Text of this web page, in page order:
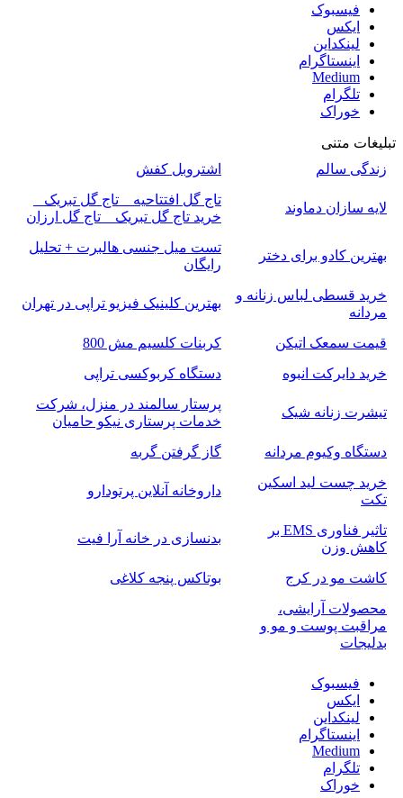
فیسبوک
ایکس
لینکداین
اینستاگرام
Medium
تلگرام
خوراک
تبلیغات متنی
زندگی سالم
اشتروبل کفش
لایه سازان دماوند
تاج گل افتتاحیه _ تاج گل تبریک _
خرید تاج گل تبریک _ تاج گل ارزان
بهترین کادو برای دختر
تست میل جنسی هالبرت + تحلیل
رایگان
خرید قسطی لباس زنانه و
مردانه
بهترین کلینیک فیزیو تراپی در تهران
قیمت سمعک اتیکن
کربنات کلسیم مش 800
خرید دایرکت انبوه
دستگاه کربوکسی تراپی
تیشرت زنانه شیک
پرستار سالمند در منزل، شرکت
خدمات پرستاری نیکو حامیان
دستگاه وکیوم مردانه
گاز گرفتن گربه
خرید چست لید اسکین
تکت
داروخانه آنلاین پرتودارو
تاثیر فناوری EMS بر
کاهش وزن
بدنسازی در خانه آرا فیت
کاشت مو در کرج
بوتاکس پنجه کلاغی
محصولات آرایشی،
مراقبت پوست و مو و
بدلیجات
فیسبوک
ایکس
لینکداین
اینستاگرام
Medium
تلگرام
خوراک